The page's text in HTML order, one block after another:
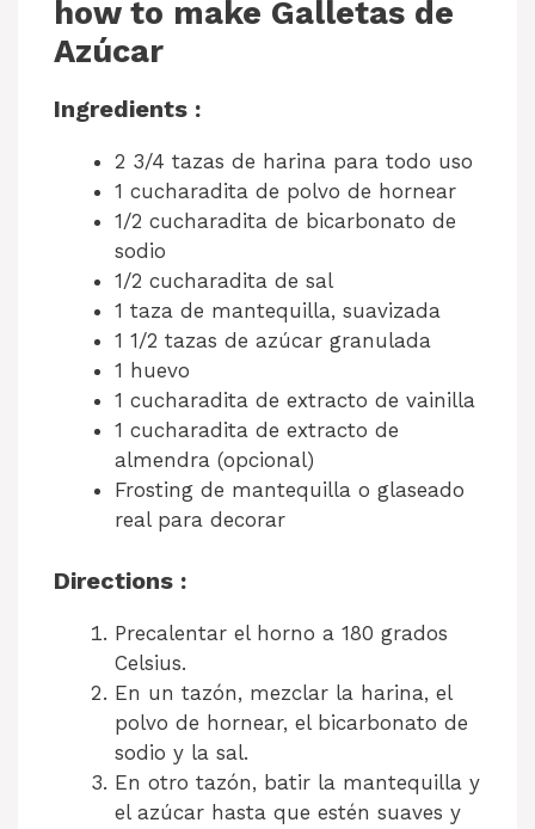
how to make Galletas de
Azúcar
Ingredients :
2 3/4 tazas de harina para todo uso
1 cucharadita de polvo de hornear
1/2 cucharadita de bicarbonato de
sodio
1/2 cucharadita de sal
1 taza de mantequilla, suavizada
1 1/2 tazas de azúcar granulada
1 huevo
1 cucharadita de extracto de vainilla
1 cucharadita de extracto de
almendra (opcional)
Frosting de mantequilla o glaseado
real para decorar
Directions :
Precalentar el horno a 180 grados
Celsius.
En un tazón, mezclar la harina, el
polvo de hornear, el bicarbonato de
sodio y la sal.
En otro tazón, batir la mantequilla y
el azúcar hasta que estén suaves y